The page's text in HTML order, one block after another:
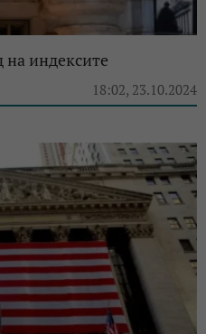
на индексите
18:02, 23.10.2024